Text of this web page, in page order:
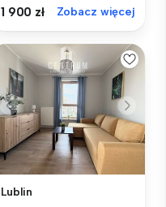
1 900 zł Zobacz więcej
Lublin